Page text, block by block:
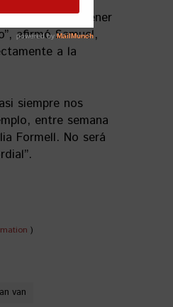
difícil de mantener
afirmó Samuel,
a la
siempre nos
entre semana
Formell. No será
)
van